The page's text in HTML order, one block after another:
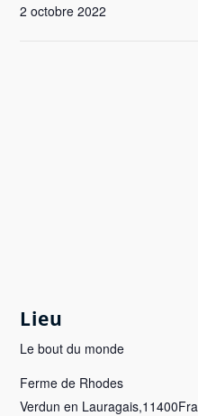
2 octobre 2022
Lieu
Le bout du monde
Ferme de Rhodes
Verdun en Lauragais,11400